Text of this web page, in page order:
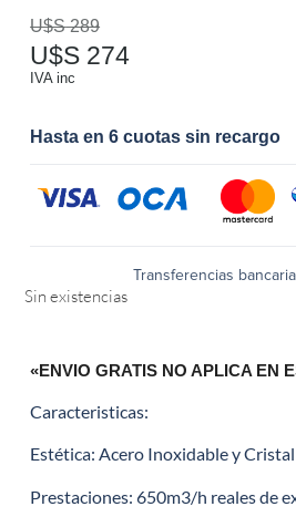
U$S289
U$S 274
IVA inc
Hasta en 6 cuotas sin recargo
Transferencias
Sin existencias
«ENVIO GRATIS NO APLICA EN
Caracteristicas:
Estética: Acero Inoxidable y
Prestaciones: 650m3/h reales de